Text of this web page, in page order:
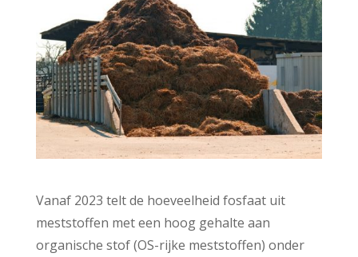
Vanaf 2023 telt de hoeveelheid fosfaat uit
meststoffen met een hoog gehalte aan
organische stof (OS-rijke meststoffen) onder